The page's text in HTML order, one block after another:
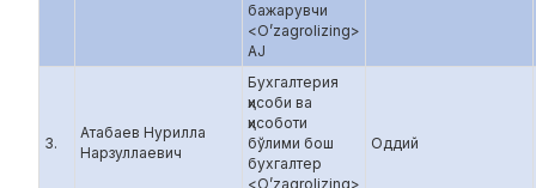
бажарувчи
<O’zagrolizing>
AJ
3.
Атабаев Нурилла
Нарзуллаевич
Бухгалтерия
ҳисоби ва
ҳисоботи
бўлими бош
бухгалтер
<O’zagrolizing>
Оддий